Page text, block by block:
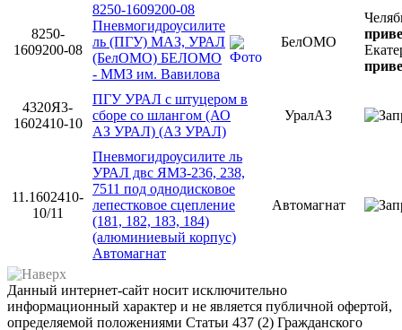
8250-
1609200-08
8250-1609200-08
Пневмогидроусилите
ль (ПГУ) МАЗ, УРАЛ
(БелОМО) БЕЛОМО
- ММЗ им. Вавилова
БелОМО
4320Я3-
1602410-10
ПГУ УРАЛ с штуцером в
сборе со шлангом (АО
АЗ УРАЛ) (АЗ УРАЛ)
УралАЗ
11.1602410-
10/11
Пневмогидроусилите ль
УРАЛ двс ЯМЗ-236, 238,
7511 под однодисковое
лепестковое сцепление
(181, 182, 183, 184)
(алюминиевый корпус)
Автомагнат
Автомагнат
Данный интернет-сайт носит исключительно
информационный характер и не является публичной офертой,
определяемой положениями Статьи 437 (2) Гражданского